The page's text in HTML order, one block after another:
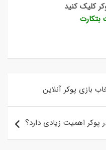
کلیک کنید
بتکارت
پوکر اهمیت زیادی دارد؟